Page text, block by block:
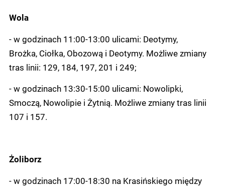
Wola
- w godzinach 11:00-13:00 ulicami: Deotymy,
Brożka, Ciołka, Obozową i Deotymy. Możliwe zmiany
tras linii: 129, 184, 197, 201 i 249;
- w godzinach 13:30-15:00 ulicami: Nowolipki,
Smoczą, Nowolipie i Żytnią. Możliwe zmiany tras linii
107 i 157.
Żoliborz
- w godzinach 17:00-18:30 na Krasińskiego między